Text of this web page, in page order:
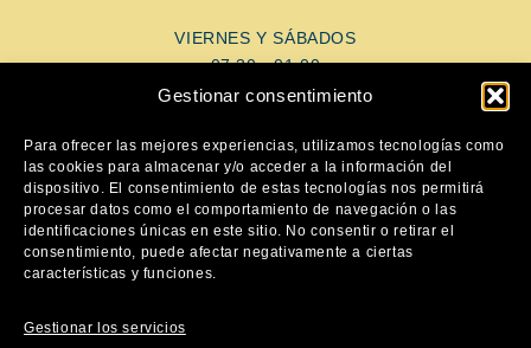
Gestionar consentimiento
Para ofrecer las mejores experiencias, utilizamos tecnologías como
las cookies para almacenar y/o acceder a la información del
dispositivo. El consentimiento de estas tecnologías nos permitirá
procesar datos como el comportamiento de navegación o las
identificaciones únicas en este sitio. No consentir o retirar el
consentimiento, puede afectar negativamente a ciertas
características y funciones.
Gestionar los servicios
VIERNES Y SÁBADOS
07:30 - 01:00
AYUDA
Aviso Legal
Política de privacidad
Política de cookies